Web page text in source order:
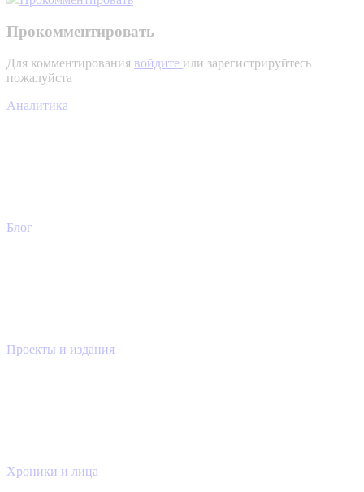
Прокомментировать
Для комментирования войдите или зарегистрируйтесь
пожалуйста
Аналитика
Блог
Проекты и издания
Хроники и лица